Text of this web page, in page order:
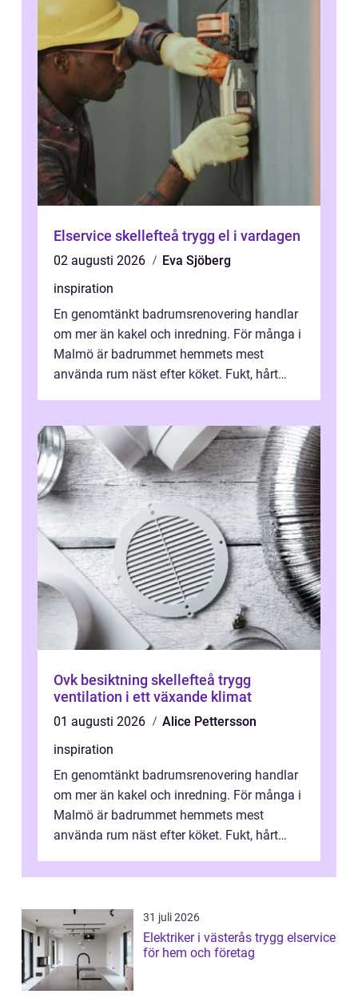
Elservice skellefteå trygg el i vardagen
02 augusti 2026
Eva Sjöberg
inspiration
En genomtänkt badrumsrenovering handlar
om mer än kakel och inredning. För många i
Malmö är badrummet hemmets mest
använda rum näst efter köket. Fukt, hårt
Ovk besiktning skellefteå trygg
ventilation i ett växande klimat
01 augusti 2026
Alice Pettersson
inspiration
En genomtänkt badrumsrenovering handlar
om mer än kakel och inredning. För många i
Malmö är badrummet hemmets mest
använda rum näst efter köket. Fukt, hårt
...
31 juli 2026
Elektriker i västerås trygg elservice
för hem och företag